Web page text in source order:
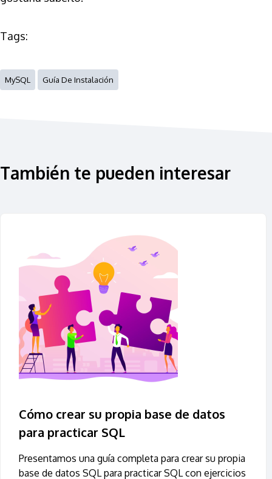
Tags:
MySQL Guía De Instalación
También te pueden interesar
Cómo crear su propia base de datos
para practicar SQL
Presentamos una guía completa para crear su propia
base de datos SQL para practicar SQL con ejercicios